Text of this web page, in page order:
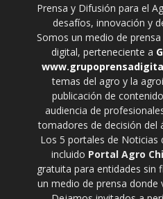
Prensa y Difusión para el
desafíos, innovación y
Somos un medio de
digital, perteneciente a
temas del agro y la
publicación de
audiencia de
tomadores de decisión del
Los 5 portales de Noticias
incluido Portal Agro
gratuita para entidades sin
un medio de prensa donde